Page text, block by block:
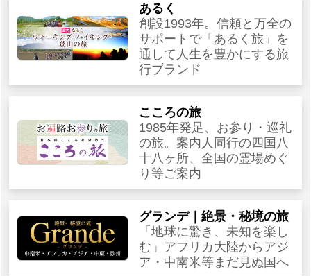
あるく
創設1993年。信頼と万全の
サポートで「あるく旅」を
通して人生を豊かにする旅
行ブランド
こころの旅
1985年発足、お参り・巡礼
の旅。案内人同行の四国八
十八ヶ所、全国の霊場めぐ
り等ご案内
グランデ｜絶景・秘境の旅
「地球に驚き、未知を楽し
む」アフリカ大陸からアジ
ア・中南米等まだ見ぬ国へ